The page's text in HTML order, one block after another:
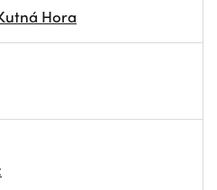
Hora